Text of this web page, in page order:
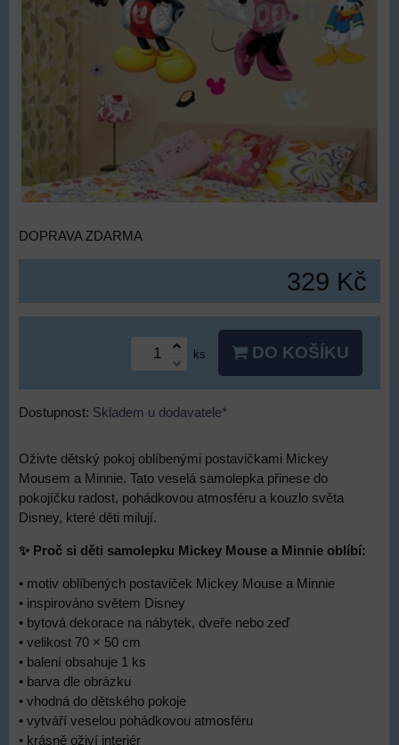
DOPRAVA ZDARMA
329 Kč
ks DO KOŠÍKU
Dostupnost: Skladem u dodavatele*
Oživte dětský pokoj oblíbenými postavičkami Mickey
Mousem a Minnie. Tato veselá samolepka přinese do
pokojíčku radost, pohádkovou atmosféru a kouzlo světa
Disney, které děti milují.
✨ Proč si děti samolepku Mickey Mouse a Minnie oblíbí:
• motiv oblíbených postaviček Mickey Mouse a Minnie
• inspirováno světem Disney
• bytová dekorace na nábytek, dveře nebo zeď
• velikost 70 × 50 cm
• balení obsahuje 1 ks
• barva dle obrázku
• vhodná do dětského pokoje
• vytváří veselou pohádkovou atmosféru
• krásně oživí interiér